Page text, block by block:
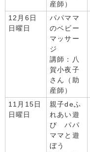
産師）
12月6日
日曜日
パパママ
のベビー
マッサー
ジ
講師：八
賀小夜子
さん（助
産師）
11月15日
日曜日
親子deふ
れあい遊
び パパ
ママと遊
ぼう